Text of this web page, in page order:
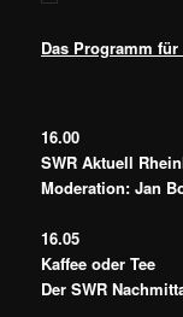
Das Programm
16.00
SWR Aktuell
Moderation: Jan
16.05
Kaffee oder Tee
Der SWR